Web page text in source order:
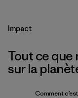
Impact
Tout ce que
sur la
Comment